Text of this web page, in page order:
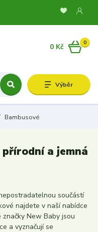
Výběr
0
0 Kč
Bambusové
a jemná
součástí
najdete v naší nabídce
New Baby jsou
a vyznačují se